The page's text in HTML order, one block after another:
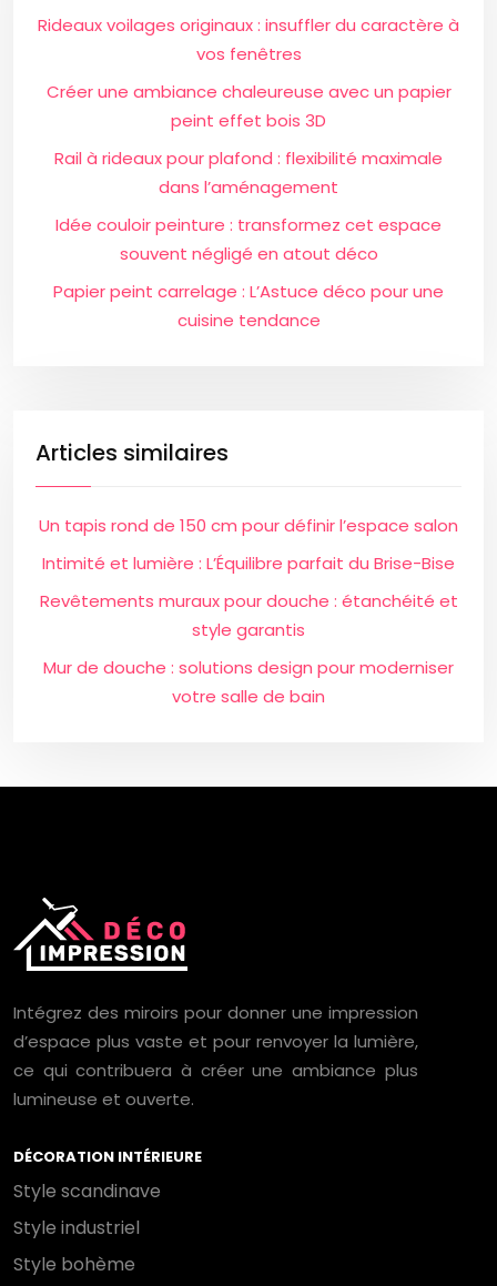
Rideaux voilages originaux : insuffler du caractère à
vos fenêtres
Créer une ambiance chaleureuse avec un papier
peint effet bois 3D
Rail à rideaux pour plafond : flexibilité maximale
dans l’aménagement
Idée couloir peinture : transformez cet espace
souvent négligé en atout déco
Papier peint carrelage : L’Astuce déco pour une
cuisine tendance
Articles similaires
Un tapis rond de 150 cm pour définir l’espace salon
Intimité et lumière : L’Équilibre parfait du Brise-Bise
Revêtements muraux pour douche : étanchéité et
style garantis
Mur de douche : solutions design pour moderniser
votre salle de bain
Intégrez des miroirs pour donner une impression
d’espace plus vaste et pour renvoyer la lumière,
ce qui contribuera à créer une ambiance plus
lumineuse et ouverte.
DÉCORATION INTÉRIEURE
Style scandinave
Style industriel
Style bohème